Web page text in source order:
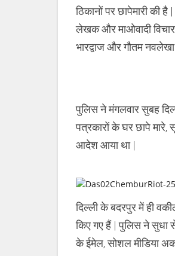
से
रखने
सामाजिक
की
ठिकानों पर छापेमारी की
लेखक और माओवादी
भारद्वाज और गौतम
पुलिस ने मंगलवार सुबह
पत्रकारों के घर छापे मारे,
आदेश आया था |
दिल्ली के बदरपुर में ही
किए गए हैं | पुलिस ने सुधा
के ईमेल, सोशल मीडिया